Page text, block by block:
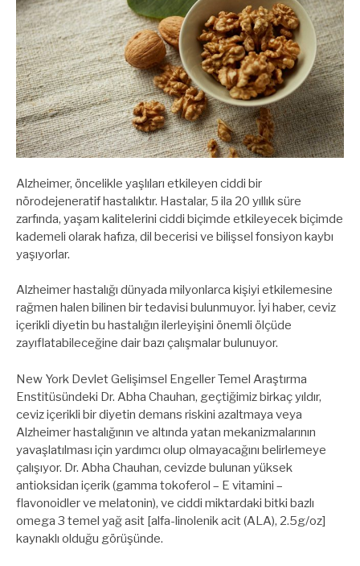
Alzheimer, öncelikle yaşlıları etkileyen ciddi bir
nörodejeneratif hastalıktır. Hastalar, 5 ila 20 yıllık süre
zarfında, yaşam kalitelerini ciddi biçimde etkileyecek biçimde
kademeli olarak hafıza, dil becerisi ve bilişsel fonsiyon kaybı
yaşıyorlar.
Alzheimer hastalığı dünyada milyonlarca kişiyi etkilemesine
rağmen halen bilinen bir tedavisi bulunmuyor. İyi haber, ceviz
içerikli diyetin bu hastalığın ilerleyişini önemli ölçüde
zayıflatabileceğine dair bazı çalışmalar bulunuyor.
New York Devlet Gelişimsel Engeller Temel Araştırma
Enstitüsündeki Dr. Abha Chauhan, geçtiğimiz birkaç yıldır,
ceviz içerikli bir diyetin demans riskini azaltmaya veya
Alzheimer hastalığının ve altında yatan mekanizmalarının
yavaşlatılması için yardımcı olup olmayacağını belirlemeye
çalışıyor. Dr. Abha Chauhan, cevizde bulunan yüksek
antioksidan içerik (gamma tokoferol – E vitamini –
flavonoidler ve melatonin), ve ciddi miktardaki bitki bazlı
omega 3 temel yağ asit [alfa-linolenik acit (ALA), 2.5g/oz]
kaynaklı olduğu görüşünde.